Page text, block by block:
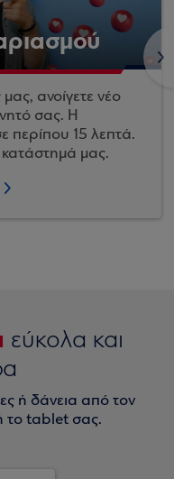
ανοίγετε νέο
σας. Η
περίπου 15 λεπτά.
κατάστημά μας.
>
εύκολα και
ή δάνεια από τον
το tablet σας.